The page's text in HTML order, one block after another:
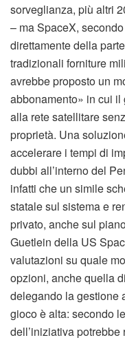
sorveglianza, più altri
– ma SpaceX,
direttamente della
tradizionali forniture
avrebbe proposto un
abbonamento» in cui il
alla rete satellitare
proprietà. Una
accelerare i tempi di
dubbi all’interno del
infatti che un simile
statale sul sistema e
privato, anche sul
Guetlein della US
valutazioni su quale
opzioni, anche quella
delegando la gestione
gioco è alta: secondo
dell’iniziativa